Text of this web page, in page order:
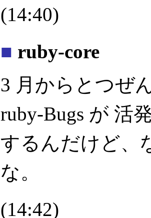
(14:40)
■ ruby-core
3 月からとつぜ
ruby-Bugs が 活
するんだけど、
な。
(14:42)